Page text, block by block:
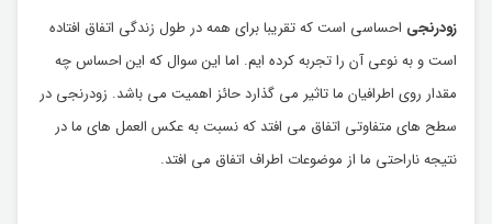
زودرنجی احساسی است که تقریبا برای همه در طول زندگی اتفاق افتاده
است و به نوعی آن را تجربه کرده ایم. اما این سوال که این احساس چه
مقدار روی اطرافیان ما تاثیر می گذارد حائز اهمیت می باشد. زودرنجی در
سطح های متفاوتی اتفاق می افتد که نسبت به عکس العمل های ما در
نتیجه ناراحتی ما از موضوعات اطراف اتفاق می افتد.